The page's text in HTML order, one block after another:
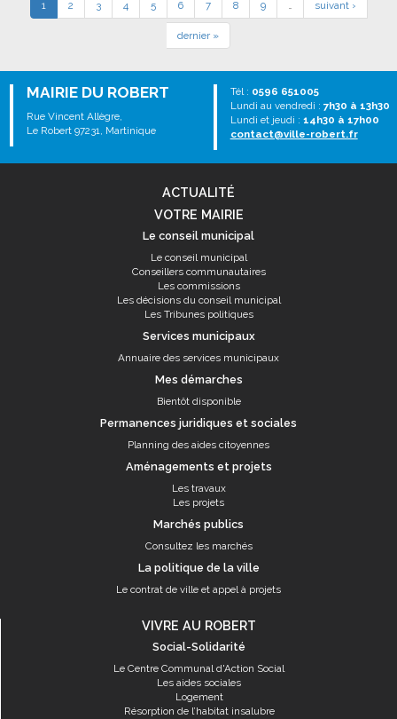
1 2 3 4 5 6 7 8 9 … suivant ›
dernier »
MAIRIE DU ROBERT
Rue Vincent Allègre,
Le Robert 97231, Martinique
Tél : 0596 651005
Lundi au vendredi : 7h30 à 13h30
Lundi et jeudi : 14h30 à 17h00
contact@ville-robert.fr
ACTUALITÉ
VOTRE MAIRIE
Le conseil municipal
Le conseil municipal
Conseillers communautaires
Les commissions
Les décisions du conseil municipal
Les Tribunes politiques
Services municipaux
Annuaire des services municipaux
Mes démarches
Bientôt disponible
Permanences juridiques et sociales
Planning des aides citoyennes
Aménagements et projets
Les travaux
Les projets
Marchés publics
Consultez les marchés
La politique de la ville
Le contrat de ville et appel à projets
VIVRE AU ROBERT
Social-Solidarité
Le Centre Communal d'Action Social
Les aides sociales
Logement
Résorption de l’habitat insalubre